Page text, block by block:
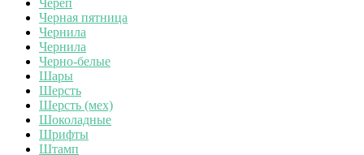
Черная пятница
Чернила
Чернила
Черно-белые
Шары
Шерсть
Шерсть (мех)
Шоколадные
Шрифты
Штамп